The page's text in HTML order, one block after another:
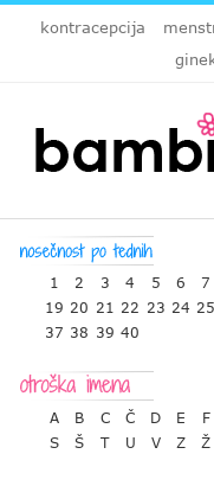
kontracepcija
1 2 3 4 5 6 7
19 20 21 22 23 24 25
37 38 39 40
A B C Č D E F
S
Š T U V Z Ž